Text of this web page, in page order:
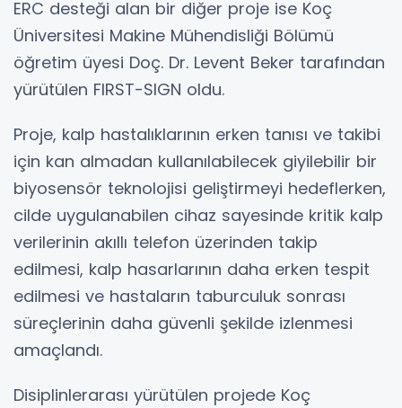
ERC desteği alan bir diğer proje ise Koç
Üniversitesi Makine Mühendisliği Bölümü
öğretim üyesi Doç. Dr. Levent Beker tarafından
yürütülen FIRST-SIGN oldu.
Proje, kalp hastalıklarının erken tanısı ve takibi
için kan almadan kullanılabilecek giyilebilir bir
biyosensör teknolojisi geliştirmeyi hedeflerken,
cilde uygulanabilen cihaz sayesinde kritik kalp
verilerinin akıllı telefon üzerinden takip
edilmesi, kalp hasarlarının daha erken tespit
edilmesi ve hastaların taburculuk sonrası
süreçlerinin daha güvenli şekilde izlenmesi
amaçlandı.
Disiplinlerarası yürütülen projede Koç